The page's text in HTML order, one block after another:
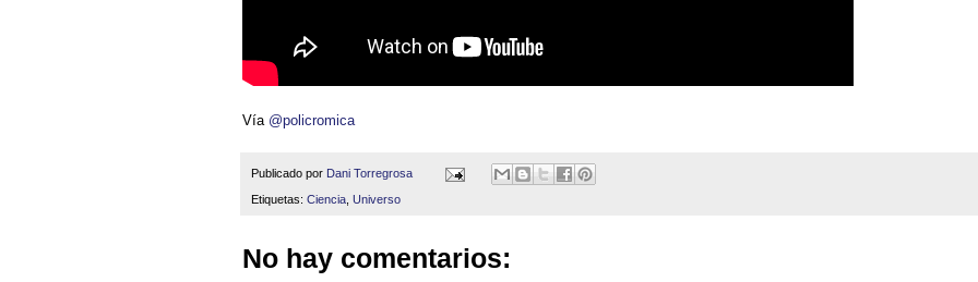
Vía @policromica
Publicado por Dani Torregrosa
Etiquetas: Ciencia Universo
No hay comentarios: